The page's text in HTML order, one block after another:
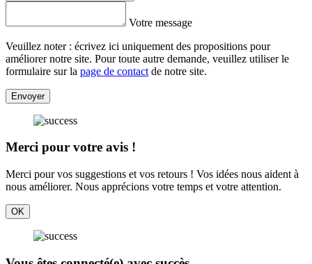
Votre message
Veuillez noter : écrivez ici uniquement des propositions pour
améliorer notre site. Pour toute autre demande, veuillez utiliser le
formulaire sur la page de contact de notre site.
Envoyer
Merci pour votre avis !
Merci pour vos suggestions et vos retours ! Vos idées nous aident à
nous améliorer. Nous apprécions votre temps et votre attention.
OK